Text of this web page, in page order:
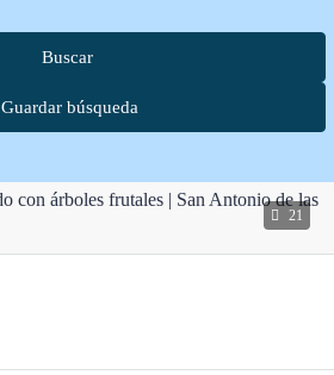
Buscar
Guardar búsqueda
21